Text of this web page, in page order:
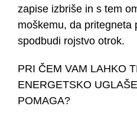
zapise izbriše in s tem
moškemu, da pritegneta
spodbudi rojstvo otrok.
PRI ČEM VAM LAHKO
ENERGETSKO
POMAGA?